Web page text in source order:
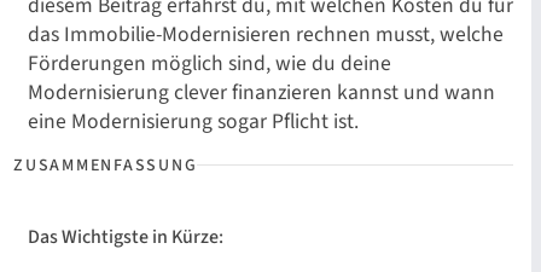
das Immobilie-Modernisieren rechnen musst, welche
Förderungen möglich sind, wie du deine
Modernisierung clever finanzieren kannst und wann
eine Modernisierung sogar Pflicht ist.
Das Wichtigste in Kürze: